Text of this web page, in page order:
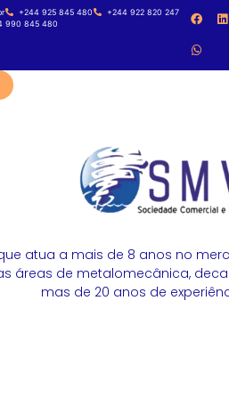
+244 925 845 480
+244 922 820 247
990 845 480
que atua a mais de 8 anos no
áreas de metalomecânica,
mas de 20 anos de